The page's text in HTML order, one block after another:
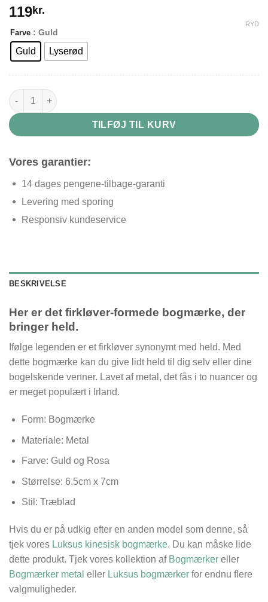
119kr.
Farve : Guld
Guld Lyserød
RYD
Bogmærke i metal kløver antal
TILFØJ TIL KURV
Vores garantier:
14 dages pengene-tilbage-garanti
Levering med sporing
Responsiv kundeservice
BESKRIVELSE
Her er det firkløver-formede bogmærke, der
bringer held.
Ifølge legenden er et firkløver synonymt med held. Med
dette bogmærke kan du give lidt held til dig selv eller dine
bogelskende venner. Lavet af metal, det fås i to nuancer og
er meget populært i Irland.
Form: Bogmærke
Materiale: Metal
Farve: Guld og Rosa
Størrelse: 6.5cm x 7cm
Stil: Træblad
Hvis du er på udkig efter en anden model som denne, så
tjek vores Luksus kinesisk bogmærke. Du kan måske lide
dette produkt. Tjek vores kollektion af Bogmærker eller
Bogmærker metal eller Luksus bogmærker for endnu flere
valgmuligheder.